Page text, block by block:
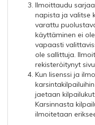
Ilmoittaudu
napista ja valitse
varattu
käyttäminen ei
vapaasti
ole sallittuja.
rekisteröitynyt
Kun lisenssi ja
jaetaan
Karsinnasta
ilmoitetaan